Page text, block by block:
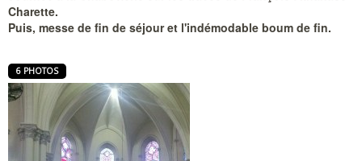
Charette.
Puis, messe de fin de séjour et l'indémodable boum de fin.
6 PHOTOS